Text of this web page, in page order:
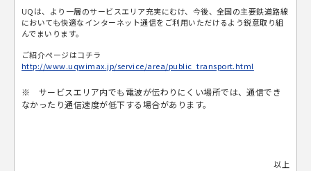
UQは、より一層のサービスエリア充実にむけ、今後、全国の主要鉄道路線
においても快適なインターネット通信をご利用いただけるよう鋭意取り組
んでまいります。
ご紹介ページはコチラ
http://www.uqwimax.jp/service/area/public_transport.html
※ サービスエリア内でも電波が伝わりにくい場所では、通信でき
なかったり通信速度が低下する場合があります。
以上